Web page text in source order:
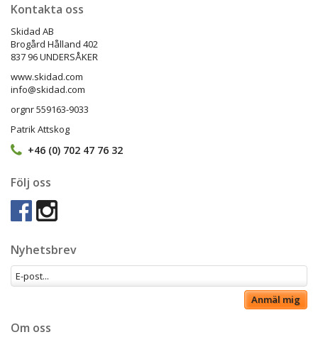
Kontakta oss
Skidad AB
Brogård Hålland 402
837 96 UNDERSÅKER
www.skidad.com
info@skidad.com
orgnr 559163-9033
Patrik Attskog
+46 (0) 702 47 76 32
Följ oss
Nyhetsbrev
Anmäl mig
Om oss